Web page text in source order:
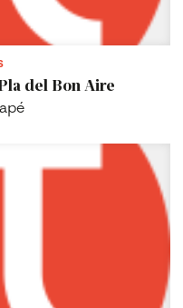
del Bon Aire